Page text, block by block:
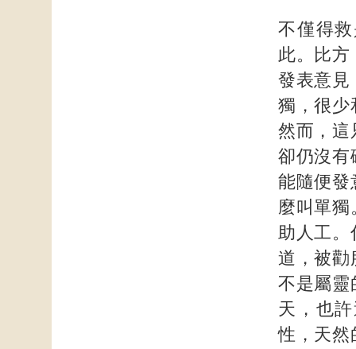
不僅得
此。比方
發表意見
獨，很少
然而，這
卻仍沒有
能隨便發
麼叫單獨
助人工。
道，被勸
不是屬靈
天，也
性，天然